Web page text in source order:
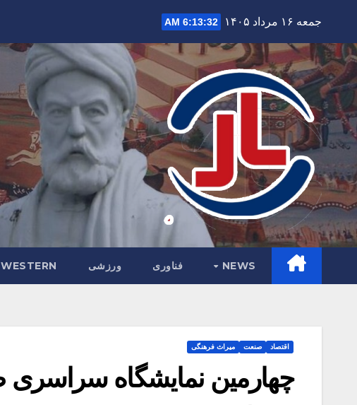
content
جمعه ۱۶ مرداد ۱۴۰۵ 6:13:34 AM
NEWS فناوری ورزشی WESTERN
اقتصاد صنعت میراث فرهنگی
چهارمین نمایشگاه سراسری